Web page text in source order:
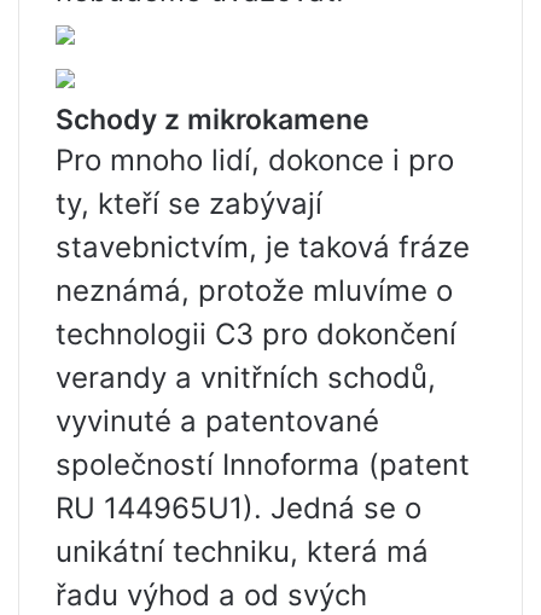
Schody z mikrokamene
Pro mnoho lidí, dokonce i pro
ty, kteří se zabývají
stavebnictvím, je taková fráze
neznámá, protože mluvíme o
technologii C3 pro dokončení
verandy a vnitřních schodů,
vyvinuté a patentované
společností Innoforma (patent
RU 144965U1). Jedná se o
unikátní techniku, která má
řadu výhod a od svých